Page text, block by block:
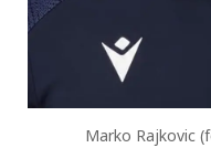
Marko Rajkovic